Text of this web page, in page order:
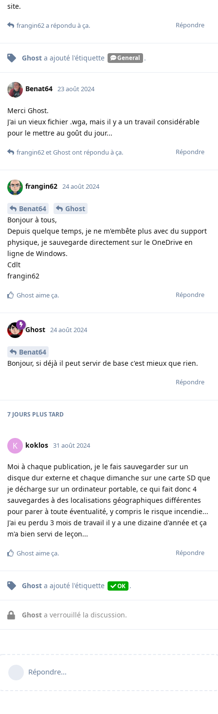
site.
Répondre
frangin62a répondu à ça.
Ghost a ajouté l'étiquette General .
Benat64 23 août 2024
Merci Ghost.
J'ai un vieux fichier .wga, mais il y a un travail considérable
pour le mettre au goût du jour...
Répondre
frangin62etGhostont répondu à ça.
frangin62 24 août 2024
Benat64
Ghost
Bonjour à tous,
Depuis quelque temps, je ne m'embête plus avec du support
physique, je sauvegarde directement sur le OneDrive en
ligne de Windows.
Cdlt
frangin62
Répondre
Ghostaime ça.
Ghost 24 août 2024
Benat64
Bonjour, si déjà il peut servir de base c'est mieux que rien.
Répondre
7 JOURS PLUS TARD
K koklos 31 août 2024
Moi à chaque publication, je le fais sauvegarder sur un
disque dur externe et chaque dimanche sur une carte SD que
je décharge sur un ordinateur portable, ce qui fait donc 4
sauvegardes à des localisations géographiques différentes
pour parer à toute éventualité, y compris le risque incendie...
J'ai eu perdu 3 mois de travail il y a une dizaine d'année et ça
m'a bien servi de leçon...
Répondre
Ghostaime ça.
Ghost a ajouté l'étiquette OK .
Ghost a verrouillé la discussion.
Répondre…